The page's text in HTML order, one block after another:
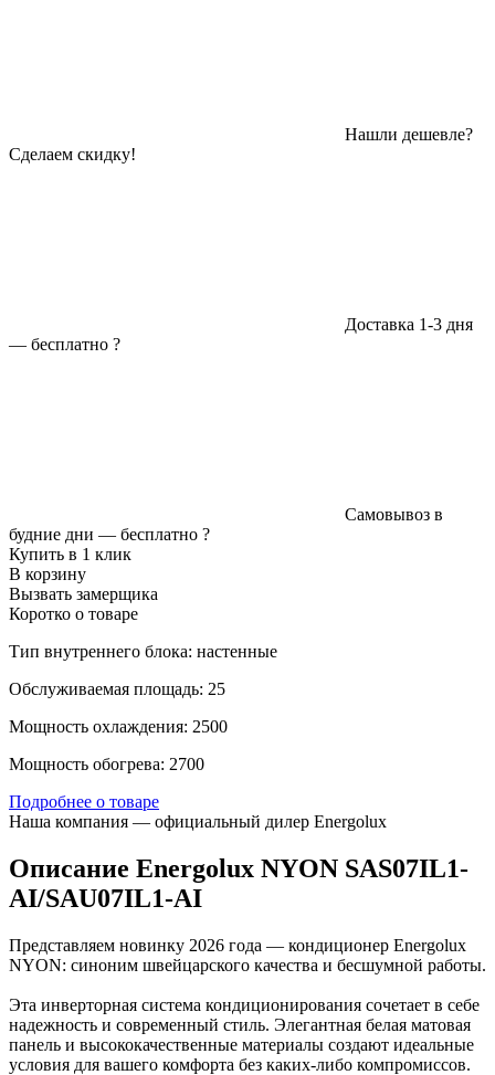
Нашли дешевле?
Сделаем скидку!
Доставка 1-3 дня
— бесплатно ?
Самовывоз в
будние дни — бесплатно ?
Купить в 1 клик
В корзину
Вызвать замерщика
Коротко о товаре
Тип внутреннего блока: настенные
Обслуживаемая площадь: 25
Мощность охлаждения: 2500
Мощность обогрева: 2700
Подробнее о товаре
Наша компания — официальный дилер Energolux
Описание Energolux NYON SAS07IL1-
AI/SAU07IL1-AI
Представляем новинку 2026 года — кондиционер Energolux
NYON: синоним швейцарского качества и бесшумной работы.
Эта инверторная система кондиционирования сочетает в себе
надежность и современный стиль. Элегантная белая матовая
панель и высококачественные материалы создают идеальные
условия для вашего комфорта без каких-либо компромиссов.